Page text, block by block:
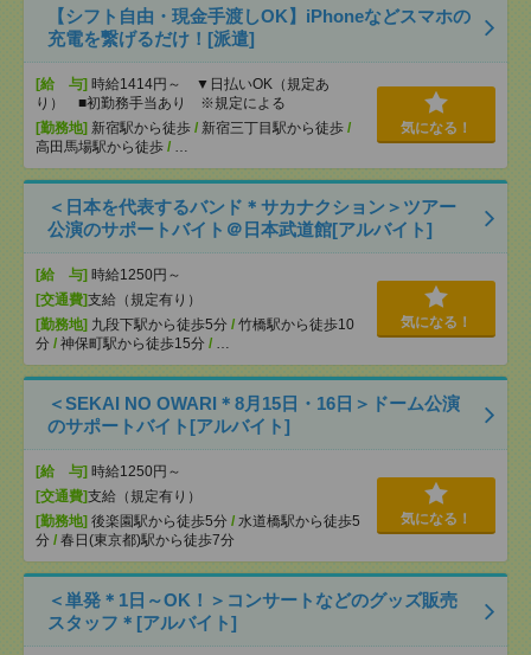
【シフト自由・現金手渡しOK】iPhoneなどスマホの
充電を繋げるだけ！[派遣]
[給 与] 時給1414円～ ▼日払いOK（規定あ
り） ■初勤務手当あり ※規定による
[勤務地] 新宿駅から徒歩 / 新宿三丁目駅から徒歩 /
高田馬場駅から徒歩 / …
気になる！
＜日本を代表するバンド＊サカナクション＞ツアー
公演のサポートバイト＠日本武道館[アルバイト]
[給 与] 時給1250円～
[交通費]支給（規定有り）
[勤務地] 九段下駅から徒歩5分 / 竹橋駅から徒歩10
分 / 神保町駅から徒歩15分 / …
気になる！
＜SEKAI NO OWARI＊8月15日・16日＞ドーム公演
のサポートバイト[アルバイト]
[給 与] 時給1250円～
[交通費]支給（規定有り）
[勤務地] 後楽園駅から徒歩5分 / 水道橋駅から徒歩5
分 / 春日(東京都)駅から徒歩7分
気になる！
＜単発＊1日～OK！＞コンサートなどのグッズ販売
スタッフ＊[アルバイト]